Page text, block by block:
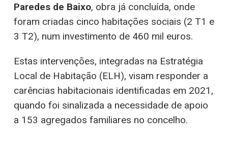
Paredes de Baixo, obra já concluída, onde
foram criadas cinco habitações sociais (2 T1 e
3 T2), num investimento de 460 mil euros.
Estas intervenções, integradas na Estratégia
Local de Habitação (ELH), visam responder a
carências habitacionais identificadas em 2021,
quando foi sinalizada a necessidade de apoio
a 153 agregados familiares no concelho.